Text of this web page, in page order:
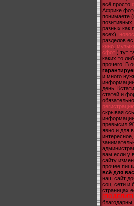
всё просто
Африке
понимаете
разных как
всех),
разделов
кино
сфот ) тут
каких то
прочего! В
и много
день!
статей и
скрывая
превысил
явно и для
вам если у
сайту
прочее
всё для
наш сайт
соц. сети и
страницах
благодарны!